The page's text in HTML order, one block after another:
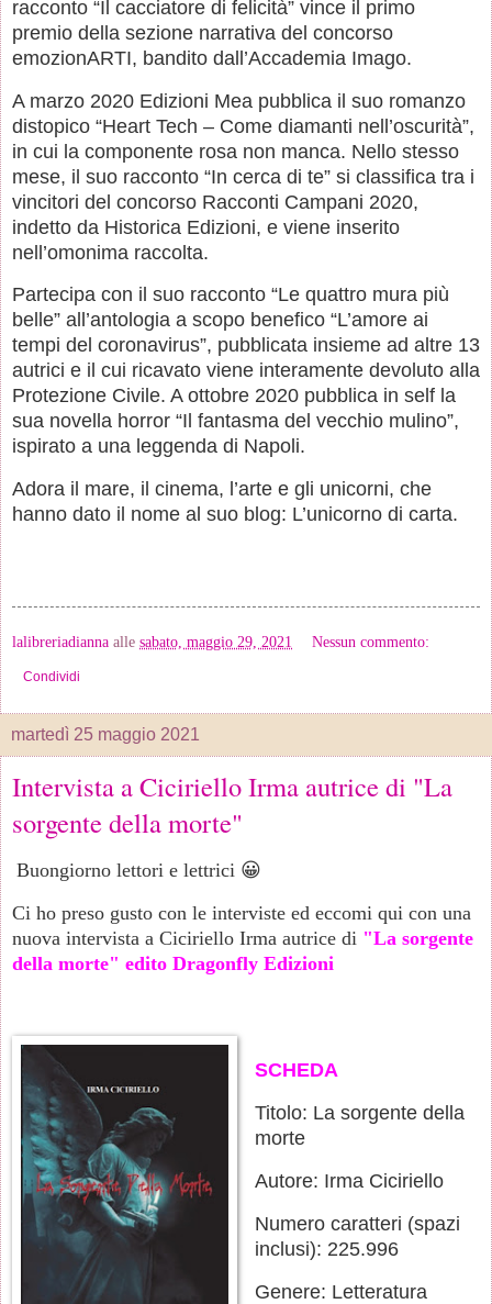
racconto “Il cacciatore di felicità” vince il primo
premio della sezione narrativa del concorso
emozionARTI, bandito dall’Accademia Imago.
A marzo 2020 Edizioni Mea pubblica il suo romanzo
distopico “Heart Tech – Come diamanti nell’oscurità”,
in cui la componente rosa non manca. Nello stesso
mese, il suo racconto “In cerca di te” si classifica tra i
vincitori del concorso Racconti Campani 2020,
indetto da Historica Edizioni, e viene inserito
nell’omonima raccolta.
Partecipa con il suo racconto “Le quattro mura più
belle” all’antologia a scopo benefico “L’amore ai
tempi del coronavirus”, pubblicata insieme ad altre 13
autrici e il cui ricavato viene interamente devoluto alla
Protezione Civile. A ottobre 2020 pubblica in self la
sua novella horror “Il fantasma del vecchio mulino”,
ispirato a una leggenda di Napoli.
Adora il mare, il cinema, l’arte e gli unicorni, che
hanno dato il nome al suo blog: L’unicorno di carta.
lalibreriadianna alle sabato, maggio 29, 2021 Nessun commento:
Condividi
martedì 25 maggio 2021
Intervista a Ciciriello Irma autrice di "La
sorgente della morte"
Buongiorno lettori e lettrici 😀
Ci ho preso gusto con le interviste ed eccomi qui con una
nuova intervista a Ciciriello Irma autrice di "La sorgente
della morte" edito Dragonfly Edizioni
SCHEDA
Titolo: La sorgente della
morte
Autore: Irma Ciciriello
Numero caratteri (spazi
inclusi): 225.996
Genere: Letteratura